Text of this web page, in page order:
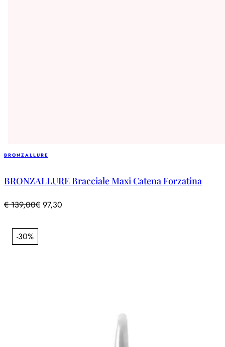
BRONZALLURE
BRONZALLURE Bracciale Maxi Catena Forzatina
€139,00€ 97,30
-30%